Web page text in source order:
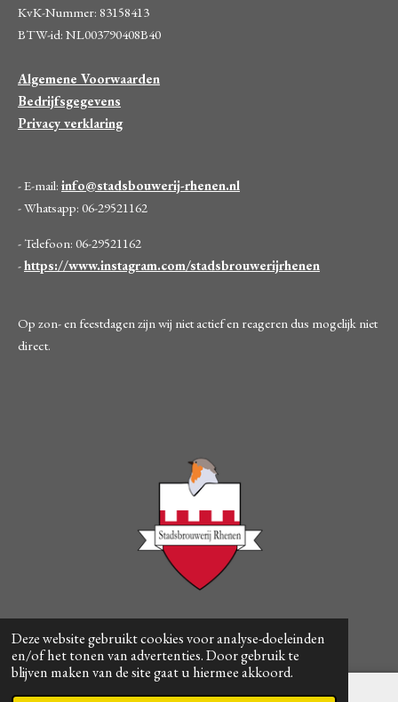
Deze website gebruikt cookies voor analyse-doeleinden
en/of het tonen van advertenties. Door gebruik te
blijven maken van de site gaat u hiermee akkoord.
KvK-Nummer: 83158413
BTW-id: NL003790408B40
Algemene Voorwaarden
Bedrijfsgegevens
Privacy verklaring
- E-mail: info@stadsbouwerij-rhenen.nl
- Whatsapp: 06-29521162
- Telefoon: 06-29521162
-https://www.instagram.com/stadsbrouwerijrhenen
Op zon- en feestdagen zijn wij niet actief en reageren dus mogelijk niet
direct.
© 2021 - 2026 Ridder Robin